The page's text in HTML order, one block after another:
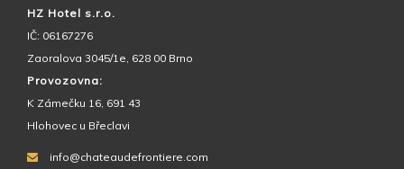
HZ Hotel s.r.o.
IČ: 06167276
Zaoralova 3045/1e, 628 00 Brno
Provozovna:
K Zámečku 16, 691 43
Hlohovec u Břeclavi
info@chateaudefrontiere.com